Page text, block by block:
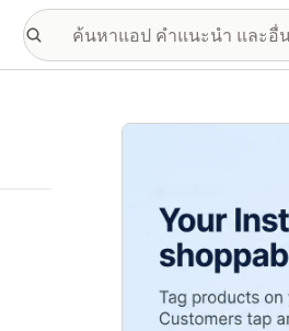
แกลเลอรีรูปภาพที่แสดง